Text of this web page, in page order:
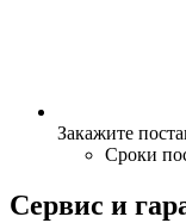
Закажите
Сроки
Сервис и